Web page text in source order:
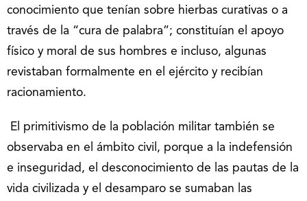
conocimiento que tenían sobre hierbas curativas o a
través de la “cura de palabra”; constituían el apoyo
físico y moral de sus hombres e incluso, algunas
revistaban formalmente en el ejército y recibían
racionamiento.
El primitivismo de la población militar también se
observaba en el ámbito civil, porque a la indefensión
e inseguridad, el desconocimiento de las pautas de la
vida civilizada y el desamparo se sumaban las